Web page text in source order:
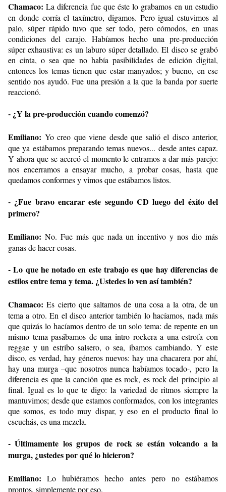
Chamaco:La diferencia fue que éste lo grabamos en un estudio
en donde corría el taxímetro, digamos. Pero igual estuvimos al
palo, súper rápido tuvo que ser todo, pero cómodos, en unas
condiciones del carajo. Habíamos hecho una pre-producción
súper exhaustiva: es un laburo súper detallado. El disco se grabó
en cinta, o sea que no había pasibilidades de edición digital,
entonces los temas tienen que estar manyados; y bueno, en ese
sentido nos ayudó. Fue una presión a la que la banda por suerte
reaccionó.
- ¿Y la pre-producción cuando comenzó?
Emiliano: Yo creo que viene desde que salió el disco anterior,
que ya estábamos preparando temas nuevos... desde antes capaz.
Y ahora que se acercó el momento le entramos a dar más parejo:
nos encerramos a ensayar mucho, a probar cosas, hasta que
quedamos conformes y vimos que estábamos listos.
- ¿Fue bravo encarar este segundo CD luego del éxito del
primero?
Emiliano: No. Fue más que nada un incentivo y nos dio más
ganas de hacer cosas.
- Lo que he notado en este trabajo es que hay diferencias de
estilos entre tema y tema. ¿Ustedes lo ven así también?
Chamaco: Es cierto que saltamos de una cosa a la otra, de un
tema a otro. En el disco anterior también lo hacíamos, nada más
que quizás lo hacíamos dentro de un solo tema: de repente en un
mismo tema pasábamos de una intro rockera a una estrofa con
reggae y un estribo salsero, o sea, íbamos cambiando. Y este
disco, es verdad, hay géneros nuevos: hay una chacarera por ahí,
hay una murga –que nosotros nunca habíamos tocado-, pero la
diferencia es que la canción que es rock, es rock del principio al
final. Igual es lo que te digo: la variedad de ritmos siempre la
mantuvimos; desde que estamos conformados, con los integrantes
que somos, es todo muy dispar, y eso en el producto final lo
escuchás, es una mezcla.
- Últimamente los grupos de rock se están volcando a la
murga, ¿ustedes por qué lo hicieron?
Emiliano:Lo hubiéramos hecho antes pero no estábamos
prontos, simplemente por eso.